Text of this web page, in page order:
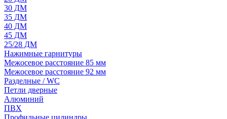
30 ДМ
35 ДМ
40 ДМ
45 ДМ
25/28 ДМ
Нажимные гарнитуры
Межосевое расстояние 85 мм
Межосевое расстояние 92 мм
Разделные / WC
Петли дверные
Алюминий
ПВХ
Профильные цилиндры